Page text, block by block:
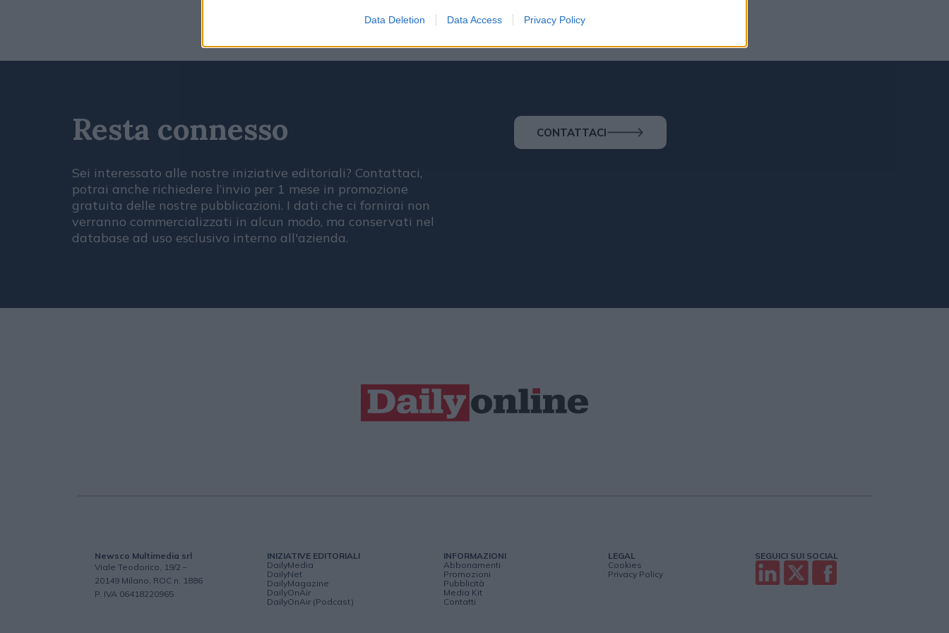
Data Deletion Data Access Privacy Policy
Resta connesso
Sei interessato alle nostre iniziative editoriali? Contattaci,
potrai anche richiedere l’invio per 1 mese in promozione
gratuita delle nostre pubblicazioni. I dati che ci fornirai non
verranno commercializzati in alcun modo, ma conservati nel
database ad uso esclusivo interno all'azienda.
CONTATTACI
Newsco Multimedia srl
Viale Teodorico, 19/2 –
20149 Milano, ROC n. 1886
P. IVA 06418220965
INIZIATIVE EDITORIALI
DailyMedia
DailyNet
DailyMagazine
DailyOnAir
DailyOnAir (Podcast)
INFORMAZIONI
Abbonamenti
Promozioni
Pubblicità
Media Kit
Contatti
LEGAL
Cookies
Privacy Policy
SEGUICI SUI SOCIAL